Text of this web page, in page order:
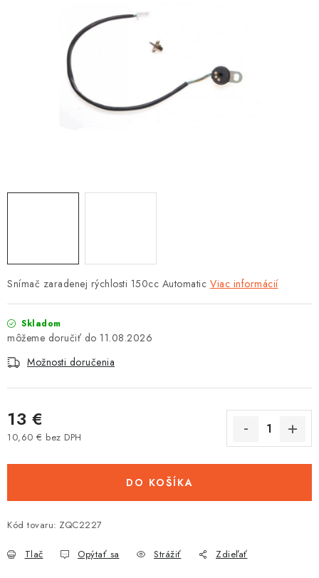
NÁPLNE A KVAPALINY
NÁHRADNÉ DIELY
Reklamácia a vrátenie tovaru
Obchodné podmienky
Tabuľky veľkostí odevov, prilieb a obuvi rôznych značiek
Snímač zaradenej rýchlosti 150cc Automatic Viac informácií
Skladom
11.08.2026
Možnosti doručenia
13 €
10,60 € bez DPH
DO KOŠÍKA
Kód tovaru: ZQC2227
Tlač Opýtať sa Strážiť Zdieľať